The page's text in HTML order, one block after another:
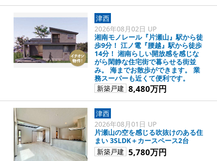
津西
2026年08月02日 UP
湘南モノレール『片瀬山』駅から徒
歩9分！ 江ノ電『腰越』駅から徒歩
14分！ 湘南らしい開放感を感じな
がら閑静な住宅街で暮らせる街並
み。 海までお散歩ができます。 業
務スーパーも近くて便利です。
新築戸建 8,480万円
津西
2026年08月01日 UP
片瀬山の空を感じる吹抜けのある住
まい 3SLDK＋カースペース2台
新築戸建 5,780万円